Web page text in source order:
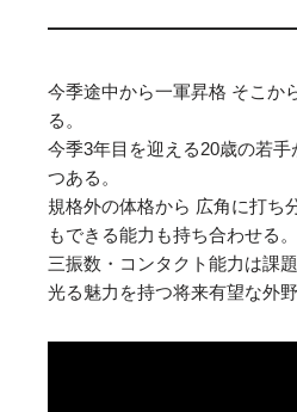
今季途中から一軍昇格 そこか
る。
今季3年目を迎える20歳の若
つある。
規格外の体格から 広角に打ち
もできる能力も持ち合わせる。
三振数・コンタクト能力は課
光る魅力を持つ将来有望な外野